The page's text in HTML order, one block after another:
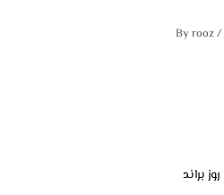
/ By
rooz
روز براند